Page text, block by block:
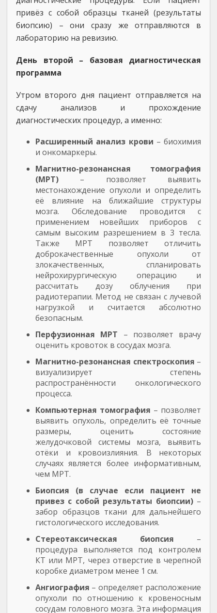
привёз с собой образцы тканей (результаты
биопсию) – они сразу же отправляются в
лабораторию на ревизию.
День второй – базовая диагностическая
программа
Утром второго дня пациент отправляется на
сдачу анализов и прохождение
диагностических процедур, а именно:
Расширенный анализ крови – биохимия
и онкомаркеры.
Магнитно-резонансная томография
(МРТ) – позволяет выявить
местонахождение опухоли и определить
её влияние на ближайшие структуры
мозга. Обследование проводится с
применением новейших приборов с
самым высоким разрешением в 3 тесла.
Также МРТ позволяет отличить
доброкачественные опухоли от
злокачественных, спланировать
нейрохирургическую операцию и
рассчитать дозу облучения при
радиотерапии. Метод не связан с лучевой
нагрузкой и считается абсолютно
безопасным.
Перфузионная МРТ – позволяет врачу
оценить кровоток в сосудах мозга.
Магнитно-резонансная спектроскопия –
визуализирует степень
распространённости онкологического
процесса.
Компьютерная томография – позволяет
выявить опухоль, определить её точные
размеры, оценить состояние
желудочковой системы мозга, выявить
отёки и кровоизлияния. В некоторых
случаях является более информативным,
чем МРТ.
Биопсия (в случае если пациент не
привез с собой результаты биопсии)–
забор образцов ткани для дальнейшего
гистологического исследования.
Стереотаксическая биопсия –
процедура выполняется под контролем
КТ или МРТ, через отверстие в черепной
коробке диаметром менее 1 см.
Ангиография – определяет расположение
опухоли по отношению к кровеносным
сосудам головного мозга. Эта информация